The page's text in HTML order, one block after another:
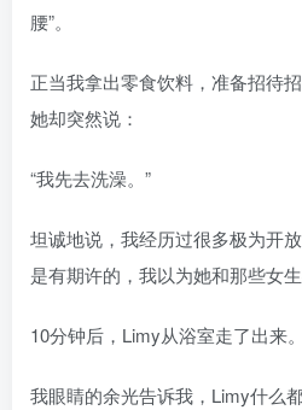
腰”。
正当我拿出零食饮料，准备招待
她却突然说：
“我先去洗澡。”
坦诚地说，我经历过很多极为开
是有期许的，我以为她和那些女生
10分钟后，Limy从浴室走了出来。
我眼睛的余光告诉我，Limy什么